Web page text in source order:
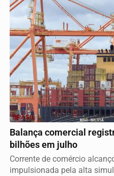
BRASIL
Balança comercial
bilhões em julho
Corrente de comércio
impulsionada pela alta